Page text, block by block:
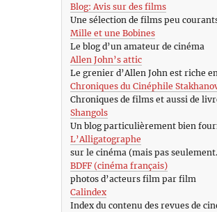
Blog: Avis sur des films
Une sélection de films peu
Mille et une Bobines
Le blog d’un amateur de cinéma
Allen John’s attic
Le grenier d’Allen John est riche
Chroniques du Cinéphile
Chroniques de films et aussi de
Shangols
Un blog particulièrement bien
L’Alligatographe
sur le cinéma (mais pas
BDFF (cinéma français)
photos d’acteurs film par film
Calindex
Index du contenu des revues de